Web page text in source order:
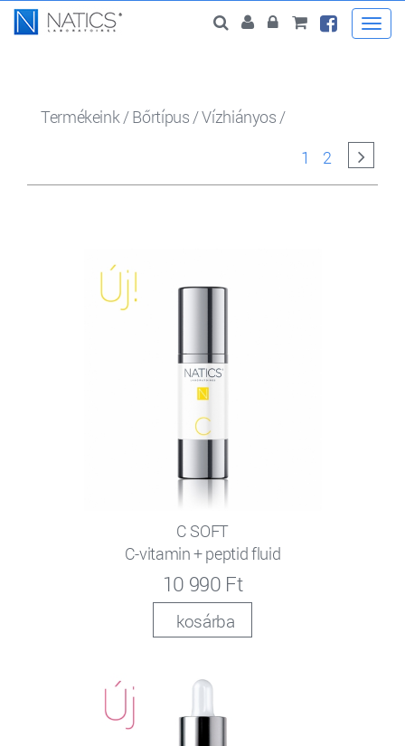
Termékeink/Bőrtípus /Vízhiányos /
1
2
C SOFT
C-vitamin + peptid fluid
10 990 Ft
kosárba